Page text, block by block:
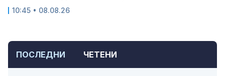
ПОСЛЕДНИ ЧЕТЕНИ
10:45 • 08.08.26